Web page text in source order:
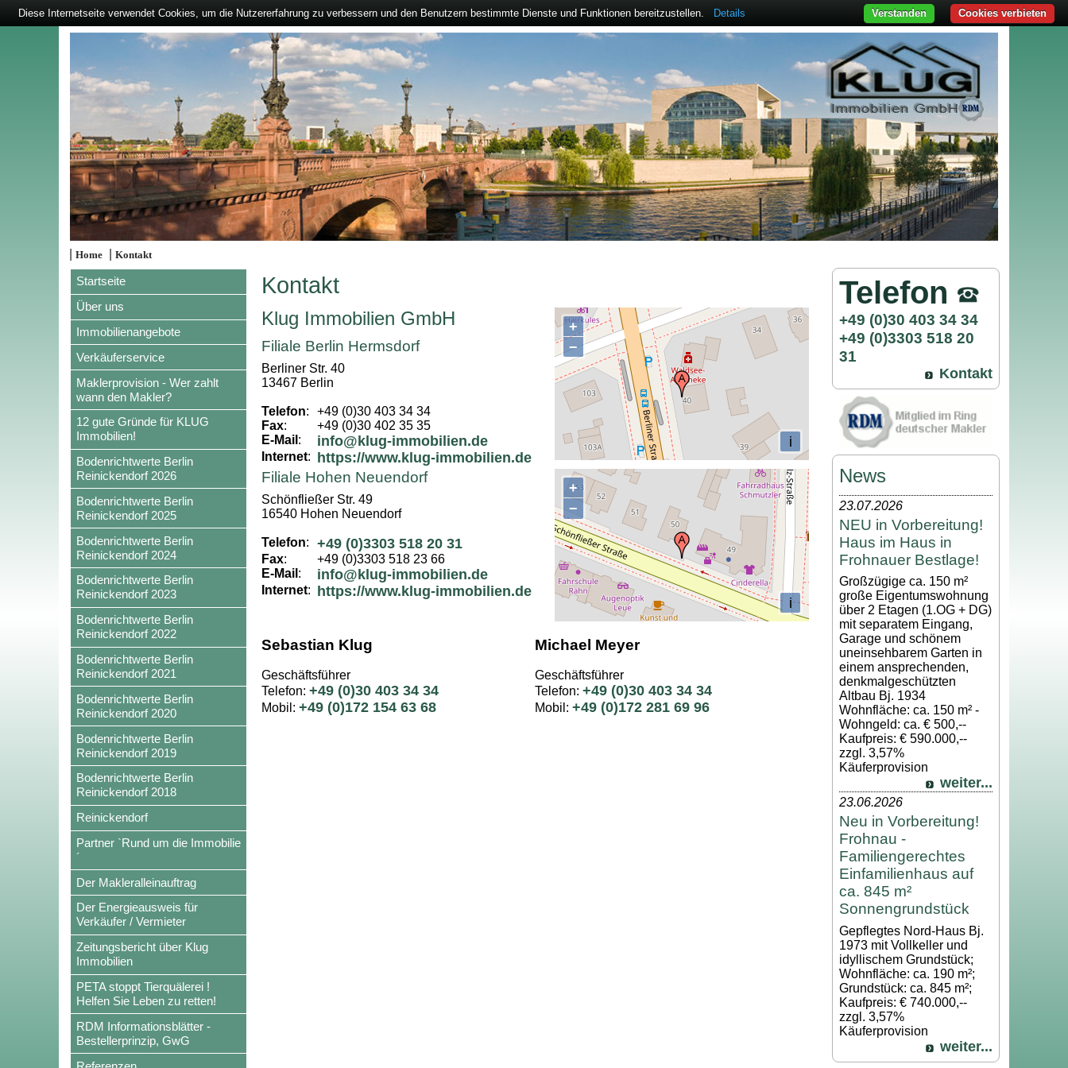
|Home |Kontakt
Startseite
Über uns
Immobilienangebote
Verkäuferservice
Maklerprovision - Wer zahlt
wann den Makler?
12 gute Gründe für KLUG
Immobilien!
Bodenrichtwerte Berlin
Reinickendorf 2026
Bodenrichtwerte Berlin
Reinickendorf 2025
Bodenrichtwerte Berlin
Reinickendorf 2024
Bodenrichtwerte Berlin
Reinickendorf 2023
Bodenrichtwerte Berlin
Reinickendorf 2022
Bodenrichtwerte Berlin
Reinickendorf 2021
Bodenrichtwerte Berlin
Reinickendorf 2020
Bodenrichtwerte Berlin
Reinickendorf 2019
Bodenrichtwerte Berlin
Reinickendorf 2018
Reinickendorf
Partner `Rund um die Immobilie
´
Der Makleralleinauftrag
Der Energieausweis für
Verkäufer / Vermieter
Zeitungsbericht über Klug
Immobilien
PETA stoppt Tierquälerei !
Helfen Sie Leben zu retten!
RDM Informationsblätter -
Bestellerprinzip, GwG
Kontakt
+
−
i
Klug Immobilien GmbH
Filiale Berlin Hermsdorf
Berliner Str. 40
13467 Berlin
Telefon:
+49 (0)30 403 34 34
Fax:
+49 (0)30 402 35 35
E-Mail : info@klug-immobilien.de
Internet: https://www.klug-immobilien.de
+
−
i
Filiale Hohen Neuendorf
Schönfließer Str. 49
16540 Hohen Neuendorf
Telefon: +49 (0)3303 518 20 31
Fax:
+49 (0)3303 518 23 66
E-Mail : info@klug-immobilien.de
Internet: https://www.klug-immobilien.de
Sebastian Klug Michael Meyer
Geschäftsführer
Geschäftsführer
Telefon: +49 (0)30 403 34 34 Telefon: +49 (0)30 403 34 34
Mobil: +49 (0)172 154 63 68 Mobil: +49 (0)172 281 69 96
Telefon
+49 (0)30 403 34 34
+49 (0)3303 518 20
31
Kontakt
News
23.07.2026
NEU in Vorbereitung!
Haus im Haus in
Frohnauer Bestlage!
Großzügige ca. 150 m²
große Eigentumswohnung
über 2 Etagen (1.OG + DG)
mit separatem Eingang,
Garage und schönem
uneinsehbarem Garten in
einem ansprechenden,
denkmalgeschützten
Altbau Bj. 1934
Wohnfläche: ca. 150 m² -
Wohngeld: ca. € 500,--
Kaufpreis: € 590.000,--
zzgl. 3,57%
Käuferprovision
weiter...
23.06.2026
Neu in Vorbereitung!
Frohnau -
Familiengerechtes
Einfamilienhaus auf
ca. 845 m²
Sonnengrundstück
Gepflegtes Nord-Haus Bj.
1973 mit Vollkeller und
idyllischem Grundstück;
Wohnfläche: ca. 190 m²;
Grundstück: ca. 845 m²;
Kaufpreis: € 740.000,--
zzgl. 3,57%
Käuferprovision
weiter...
Diese Internetseite verwendet Cookies, um die Nutzererfahrung zu verbessern und den Benutzern bestimmte Dienste und Funktionen bereitzustellen. Details Cookies verbieten
Verstanden